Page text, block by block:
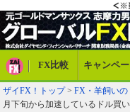
FX比較 キャンペ
ザイFX！トップ> FX・羊飼いの
月下旬から加速しているドル買